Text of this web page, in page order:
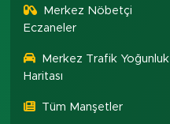
Merkez Nöbetçi
Eczaneler
Merkez Trafik Yoğunluk
Haritası
Tüm Manşetler